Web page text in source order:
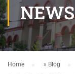
NEWS
Home » Blog